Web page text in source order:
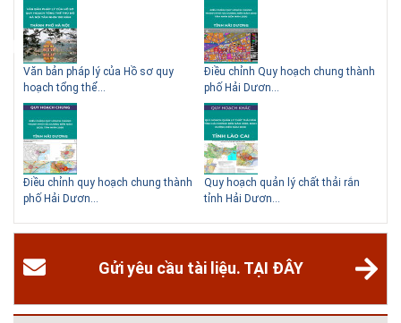
Văn bản pháp lý của Hồ sơ quy
hoạch tổng thể...
Điều chỉnh quy hoạch chung thành
phố Hải Dươn...
Điều chỉnh Quy hoạch chung thành
phố Hải Dươn...
Quy hoạch quản lý chất thải rắn
tỉnh Hải Dươn...
Gửi yêu cầu tài liệu. TẠI ĐÂY